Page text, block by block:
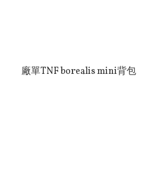
廠單TNF borealis mini背包